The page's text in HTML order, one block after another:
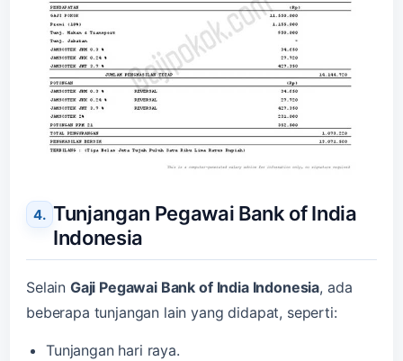
Tunjangan Pegawai Bank of India
Indonesia
Selain Gaji Pegawai Bank of India Indonesia, ada
beberapa tunjangan lain yang didapat, seperti:
Tunjangan hari raya.